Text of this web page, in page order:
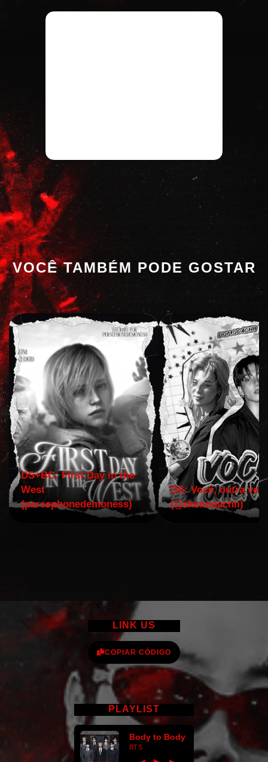
VOCÊ TAMBÉM PODE GOSTAR
DS+BC: First Day in the
West
(persephonedemoness)
DS: Você, outra vez!
(@domodachii)
LINK US
COPIAR CÓDIGO
PLAYLIST
Body to Body
BTS